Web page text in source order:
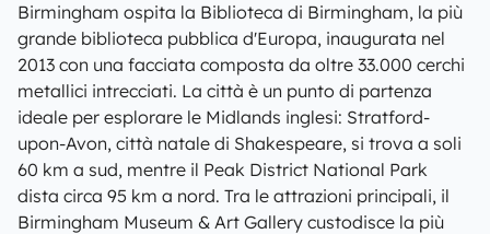
Birmingham ospita la Biblioteca di Birmingham, la più
grande biblioteca pubblica d'Europa, inaugurata nel
2013 con una facciata composta da oltre 33.000 cerchi
metallici intrecciati. La città è un punto di partenza
ideale per esplorare le Midlands inglesi: Stratford-
upon-Avon, città natale di Shakespeare, si trova a soli
60 km a sud, mentre il Peak District National Park
dista circa 95 km a nord. Tra le attrazioni principali, il
Birmingham Museum & Art Gallery custodisce la più